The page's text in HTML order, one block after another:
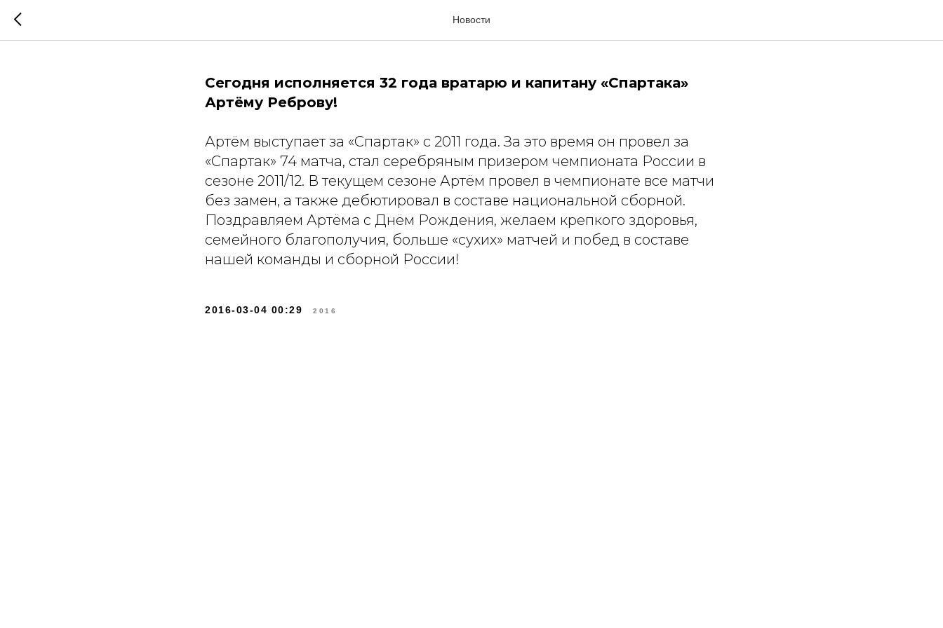
Новости
С днём рождения, Артем Ребров!
Сегодня исполняется 32 года вратарю и капитану «Спартака»
Артёму Реброву!
Артём выступает за «Спартак» с 2011 года. За это время он провел за
«Спартак» 74 матча, стал серебряным призером чемпионата России в
сезоне 2011/12. В текущем сезоне Артём провел в чемпионате все матчи
без замен, а также дебютировал в составе национальной сборной.
Поздравляем Артёма с Днём Рождения, желаем крепкого здоровья,
семейного благополучия, больше «сухих» матчей и побед в составе
нашей команды и сборной России!
2016-03-04 00:29 2016